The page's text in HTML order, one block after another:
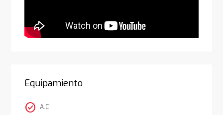
Equipamiento
check_circle A.C